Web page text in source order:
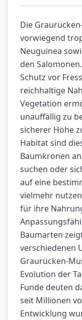
Die
vorwiegend
Neuguinea
den
Schutz vor
reichhaltige
Vegetation
unauffällig zu
sicherer Höhe
Habitat sind
Baumkronen
suchen oder
auf eine
vielmehr
für ihre
Baumarten
verschiedenen
Graurücken-
Evolution der
Funde deuten
seit Millionen
Entwicklung